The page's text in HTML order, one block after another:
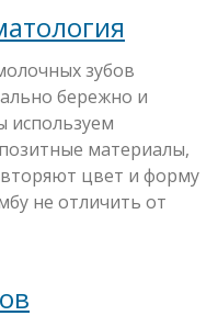
зубов
бережно и
используем
материалы,
цвет и форму
не отличить от